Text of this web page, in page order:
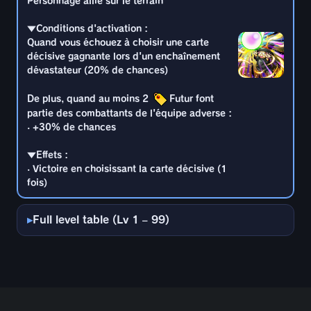
· Victoire en choisissant la carte décisive (1
partie des combattants de l'équipe adverse :
· +27% de chances
▼Effets :
fois)
▼Conditions d'activation :
Quand vous échouez à choisir une carte
décisive gagnante lors d'un enchaînement
dévastateur (20% de chances)
De plus, quand au moins 2
Futur font
partie des combattants de l'équipe adverse :
· +30% de chances
▼Effets :
· Victoire en choisissant la carte décisive (1
fois)
Full level table (Lv 1 – 99)